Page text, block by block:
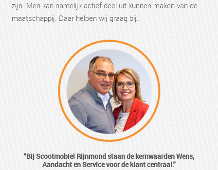
zijn. Men kan namelijk actief deel uit kunnen maken van de
maatschappij. Daar helpen wij graag bij.
"Bij Scootmobiel Rijnmond staan de kernwaarden Wens,
Aandacht en Service voor de klant centraal."